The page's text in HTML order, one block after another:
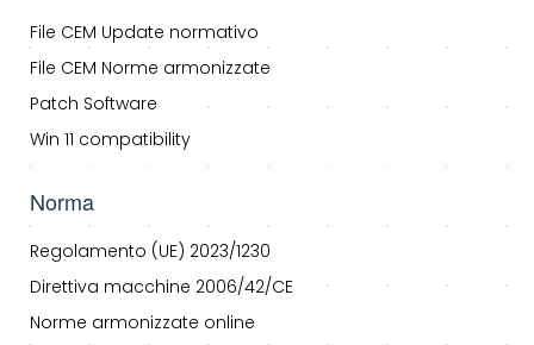
File CEM Update normativo
File CEM Norme armonizzate
Patch Software
Win 11 compatibility
Norma
Regolamento (UE) 2023/1230
Direttiva macchine 2006/42/CE
Norme armonizzate online